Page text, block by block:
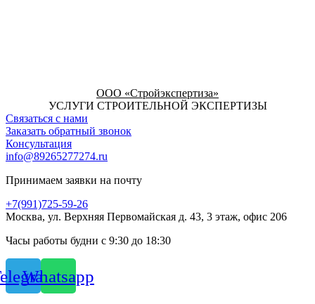
ООО «Стройэкспертиза»
УСЛУГИ СТРОИТЕЛЬНОЙ ЭКСПЕРТИЗЫ
Связаться с нами
Заказать обратный звонок
Консультация
info@89265277274.ru
Принимаем заявки на почту
+7(991)725-59-26
Москва, ул. Верхняя Первомайская д. 43, 3 этаж, офис 206
Часы работы будни с 9:30 до 18:30
Whatsapp